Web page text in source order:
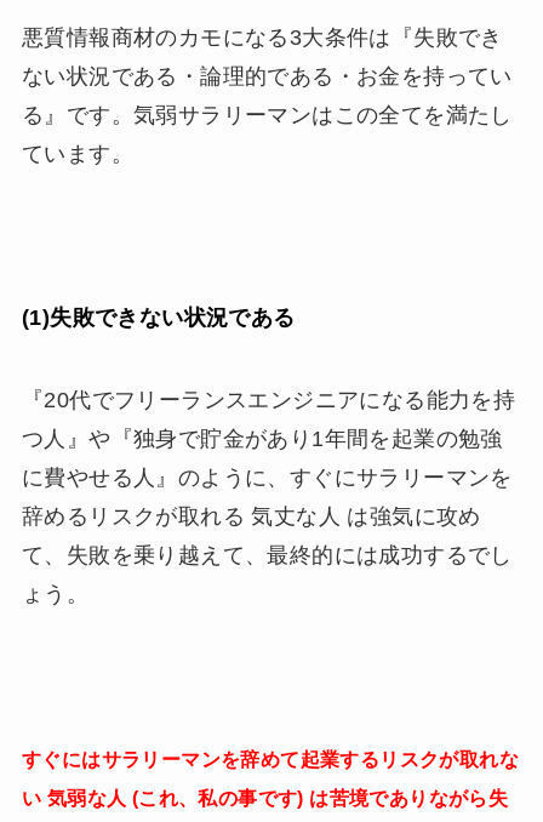
悪質情報商材のカモになる3大条件は『失敗でき
ない状況である・論理的である・お金を持ってい
る』です。気弱サラリーマンはこの全てを満たし
ています。
(1)失敗できない状況である
『20代でフリーランスエンジニアになる能力を持
つ人』や『独身で貯金があり1年間を起業の勉強
に費やせる人』のように、すぐにサラリーマンを
辞めるリスクが取れる 気丈な人 は強気に攻め
て、失敗を乗り越えて、最終的には成功するでし
ょう。
すぐにはサラリーマンを辞めて起業するリスクが取れな
い 気弱な人 (これ、私の事です) は苦境でありながら失